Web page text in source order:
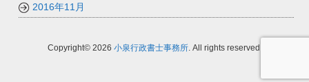
2016年11月
Copyright© 2026 小泉行政書士事務所. All rights reserved.